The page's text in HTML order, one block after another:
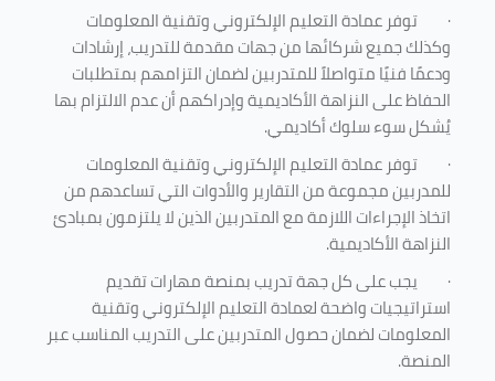
· توفر عمادة التعليم الإلكتروني وتقنية المعلومات
وكذلك جميع شركائها من جهات مقدمة للتدريب، إرشادات
ودعمًا فنيًا متواصلاً للمتدربين لضمان التزامهم بمتطلبات
الحفاظ على النزاهة الأكاديمية وإدراكهم أن عدم الالتزام بها
يُشكل سوء سلوك أكاديمي.
· توفر عمادة التعليم الإلكتروني وتقنية المعلومات
للمدربين مجموعة من التقارير والأدوات التي تساعدهم من
اتخاذ الإجراءات اللازمة مع المتدربين الذين لا يلتزمون بمبادئ
النزاهة الأكاديمية.
· يجب على كل جهة تدريب بمنصة مهارات تقديم
استراتيجيات واضحة لعمادة التعليم الإلكتروني وتقنية
المعلومات لضمان حصول المتدربين على التدريب المناسب عبر
المنصة.